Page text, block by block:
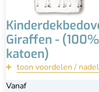
Giraffen - (100%
katoen)
toon voordelen /
Vanaf